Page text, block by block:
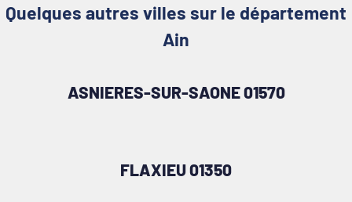
Quelques autres villes sur le département
Ain
ASNIERES-SUR-SAONE 01570
FLAXIEU 01350